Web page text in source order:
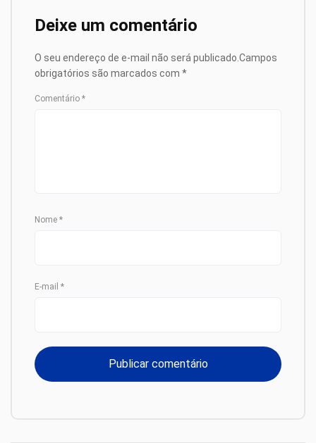
Deixe um comentário
O seu endereço de e-mail não será publicado. Campos
obrigatórios são marcados com *
Comentário *
Nome *
E-mail *